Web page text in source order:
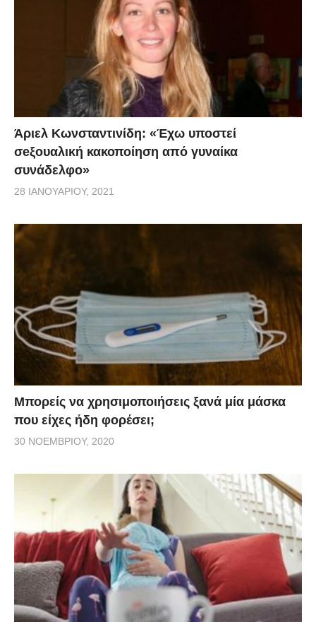
Άριελ Κωνσταντινίδη: «Έχω υποστεί
σeξουαλική κακοποίηση από γυναίκα
συνάδελφο»
28 ΙΑΝΟΥΑΡΊΟΥ, 2021
Μπορείς να χρησιμοποιήσεις ξανά μία μάσκα
που είχες ήδη φορέσει;
30 ΝΟΕΜΒΡΊΟΥ, 2020